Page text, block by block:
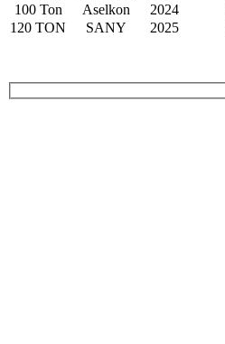
100 Ton
Aselkon 2024
120 TON
SANY 2025